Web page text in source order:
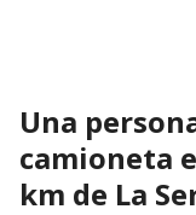
Una
camioneta
km de La